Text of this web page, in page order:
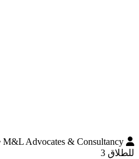
M&L Advocates & Consultancy
للطلاق 3